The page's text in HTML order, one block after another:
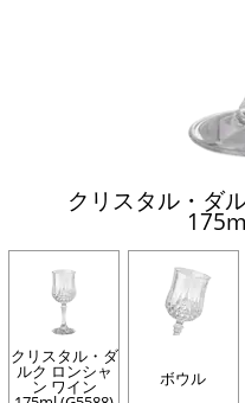
クリスタル・ダ
クリスタル・ダ
ルク ロンシャ
ン ワイン ボウル